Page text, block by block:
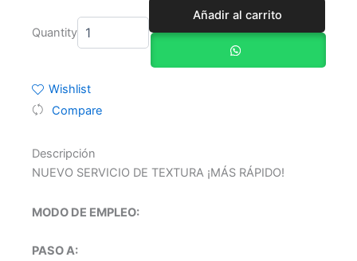
Quantity
de
alisado
expréss
terapia
queratina
Lisse
para
uso.
Añadir al carrito
Wishlist
Compare
Descripción
NUEVO SERVICIO DE TEXTURA ¡MÁS RÁPIDO!
MODO DE EMPLEO:
PASO A: